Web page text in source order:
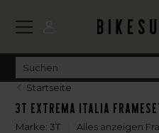
Startseite
3T Extrema ITALIA
Marke: 3T Alles anzeigen